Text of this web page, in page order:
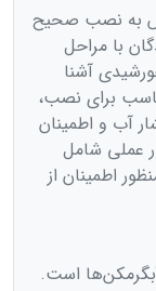
به نصب صحیح
با مراحل
آشنا
برای نصب،
آب و اطمینان
عملی شامل
اطمینان از
است.